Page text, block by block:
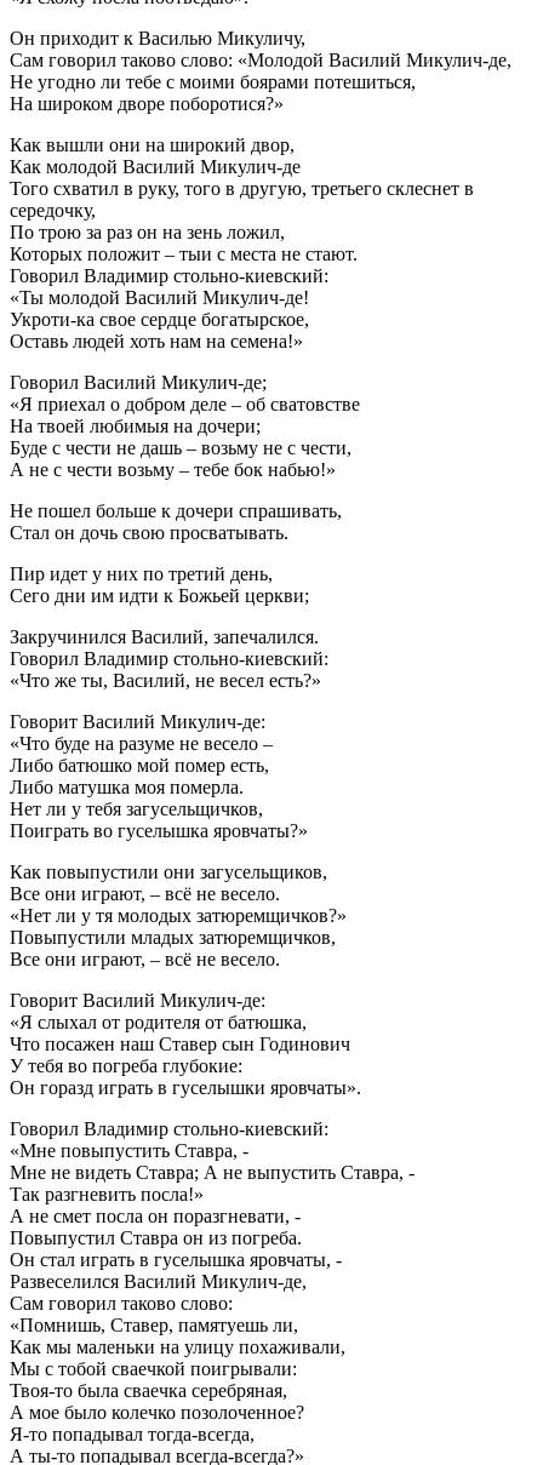
Он приходит к Василью Микуличу,
Сам говорил таково слово: «Молодой Василий Микулич-де,
Не угодно ли тебе с моими боярами потешиться,
На широком дворе поборотися?»
Как вышли они на широкий двор,
Как молодой Василий Микулич-де
Того схватил в руку, того в другую, третьего склеснет в
середочку,
По трою за раз он на зень ложил,
Которых положит – тыи с места не стают.
Говорил Владимир стольно-киевский:
«Ты молодой Василий Микулич-де!
Укроти-ка свое сердце богатырское,
Оставь людей хоть нам на семена!»
Говорил Василий Микулич-де;
«Я приехал о добром деле – об сватовстве
На твоей любимыя на дочери;
Буде с чести не дашь – возьму не с чести,
А не с чести возьму – тебе бок набью!»
Не пошел больше к дочери спрашивать,
Стал он дочь свою просватывать.
Пир идет у них по третий день,
Сего дни им идти к Божьей церкви;
Закручинился Василий, запечалился.
Говорил Владимир стольно-киевский:
«Что же ты, Василий, не весел есть?»
Говорит Василий Микулич-де:
«Что буде на разуме не весело –
Либо батюшко мой помер есть,
Либо матушка моя померла.
Нет ли у тебя загусельщичков,
Поиграть во гуселышка яровчаты?»
Как повыпустили они загусельщиков,
Все они играют, – всё не весело.
«Нет ли у тя молодых затюремщичков?»
Повыпустили младых затюремщичков,
Все они играют, – всё не весело.
Говорит Василий Микулич-де:
«Я слыхал от родителя от батюшка,
Что посажен наш Ставер сын Годинович
У тебя во погреба глубокие:
Он горазд играть в гуселышки яровчаты».
Говорил Владимир стольно-киевский:
«Мне повыпустить Ставра, -
Мне не видеть Ставра; А не выпустить Ставра, -
Так разгневить посла!»
А не смет посла он поразгневати, -
Повыпустил Ставра он из погреба.
Он стал играть в гуселышка яровчаты, -
Развеселился Василий Микулич-де,
Сам говорил таково слово:
«Помнишь, Ставер, памятуешь ли,
Как мы маленьки на улицу похаживали,
Мы с тобой сваечкой поигрывали:
Твоя-то была сваечка серебряная,
А мое было колечко позолоченное?
Я-то попадывал тогда-всегда,
А ты-то попадывал всегда-всегда?»